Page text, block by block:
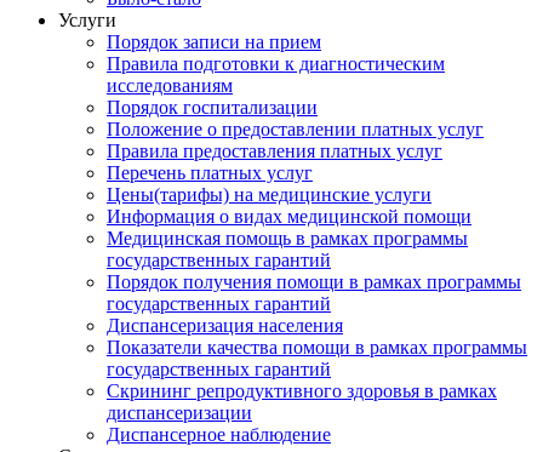
Услуги
Порядок записи на прием
Правила подготовки к диагностическим
исследованиям
Порядок госпитализации
Положение о предоставлении платных услуг
Правила предоставления платных услуг
Перечень платных услуг
Цены(тарифы) на медицинские услуги
Информация о видах медицинской помощи
Медицинская помощь в рамках программы
государственных гарантий
Порядок получения помощи в рамках программы
государственных гарантий
Диспансеризация населения
Показатели качества помощи в рамках программы
государственных гарантий
Скрининг репродуктивного здоровья в рамках
диспансеризации
Диспансерное наблюдение